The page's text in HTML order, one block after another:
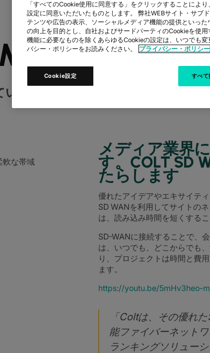
いるグローバルメディア企業
軟な帯域
メディア業界
す。COLT SD
たらします
優れたアイデアやエキサイテ
SD WANを利用してサイトの
は、読み込み時間を短くする
SD-WANに接続することで、
は、いつでも、どこからでも
り、プロジェクトは時間と費
ます。
https://youtu.be/5mHv3heo-
「Coltは、その優れ
能ファイバーネット
ランキングソリュー
「すべてのCookie使用に同意する」をクリックすることによ
設定に同意いただいたものとします。 弊社WEBサイト・サブ
テンツや広告の表示、ソーシャルメディア機能の提供といっ
の向上を目的とし、自社およびサードパーティのCookieを使
機能に必要なものを除くあらゆるCookieの設定は、いつでも
バシー・ポリシーをお読みください。
プライバシー・ポリシー
Cookie設定 すべて